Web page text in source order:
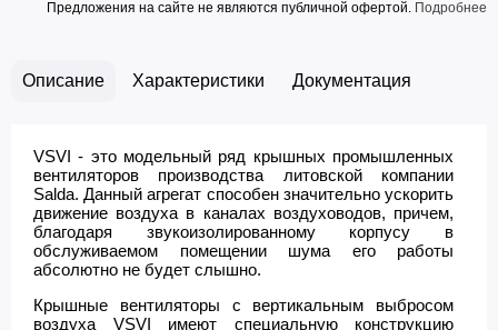
Предложения на сайте не являются публичной офертой. Подробнее
Описание Характеристики Документация
VSVI - это модельный ряд крышных промышленных
вентиляторов производства литовской компании
Salda. Данный агрегат способен значительно ускорить
движение воздуха в каналах воздуховодов, причем,
благодаря звукоизолированному корпусу в
обслуживаемом помещении шума его работы
абсолютно не будет слышно.
Крышные вентиляторы с вертикальным выбросом
воздуха VSVI имеют специальную конструкцию